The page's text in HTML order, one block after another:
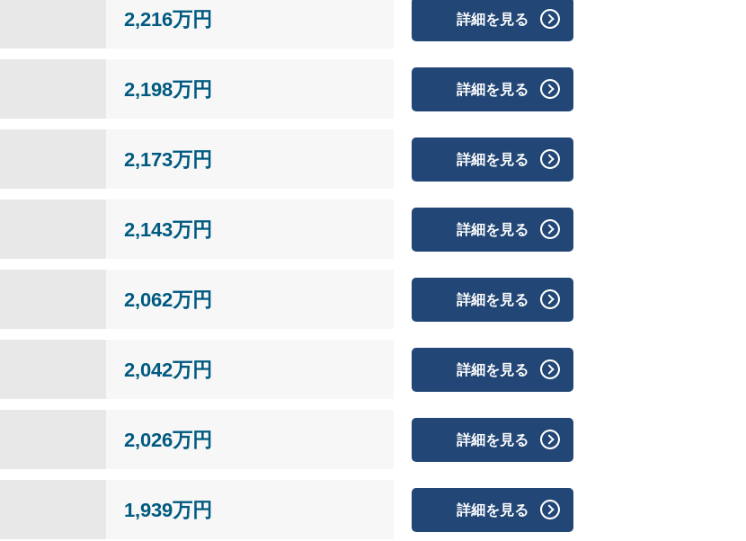
2,216万円 詳細を見る
2,198万円 詳細を見る
2,173万円 詳細を見る
2,143万円 詳細を見る
2,062万円 詳細を見る
2,042万円 詳細を見る
2,026万円 詳細を見る
1,939万円 詳細を見る